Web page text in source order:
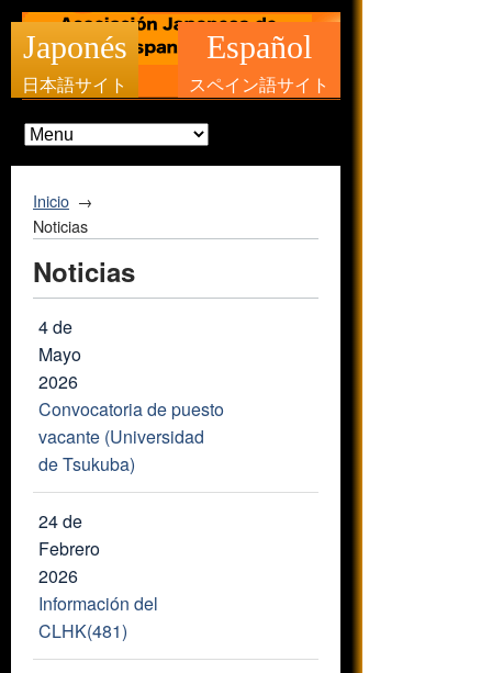
Japonés
日本語サイト
Español
スペイン語サイト
Inicio
Noticias
Noticias
4 de
Mayo
2026
Convocatoria de puesto
vacante (Universidad
de Tsukuba)
24 de
Febrero
2026
Información del
CLHK(481)